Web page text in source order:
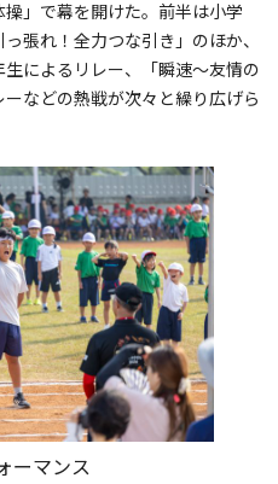
」で幕を開けた。前半は小学
張れ！全力つな引き」のほか、
によるリレー、「瞬速〜友情の
などの熱戦が次々と繰り広げら
ーマンス